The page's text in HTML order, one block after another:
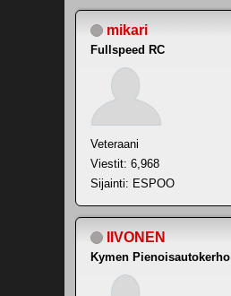
mikari
Fullspeed RC
Veteraani
Viestit: 6,968
Sijainti: ESPOO
IIVONEN
Kymen Pienoisautokerho